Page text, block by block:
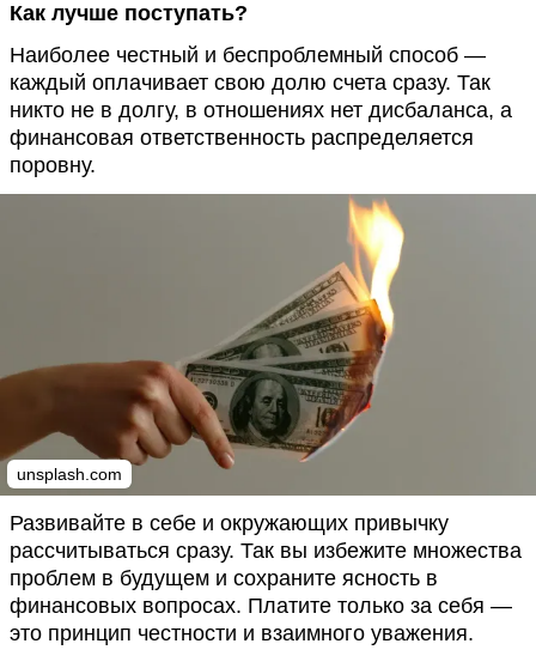
Как лучше поступать?
Наиболее честный и беспроблемный способ —
каждый оплачивает свою долю счета сразу. Так
никто не в долгу, в отношениях нет дисбаланса, а
финансовая ответственность распределяется
поровну.
unsplash.com
Развивайте в себе и окружающих привычку
рассчитываться сразу. Так вы избежите множества
проблем в будущем и сохраните ясность в
финансовых вопросах. Платите только за себя —
это принцип честности и взаимного уважения.